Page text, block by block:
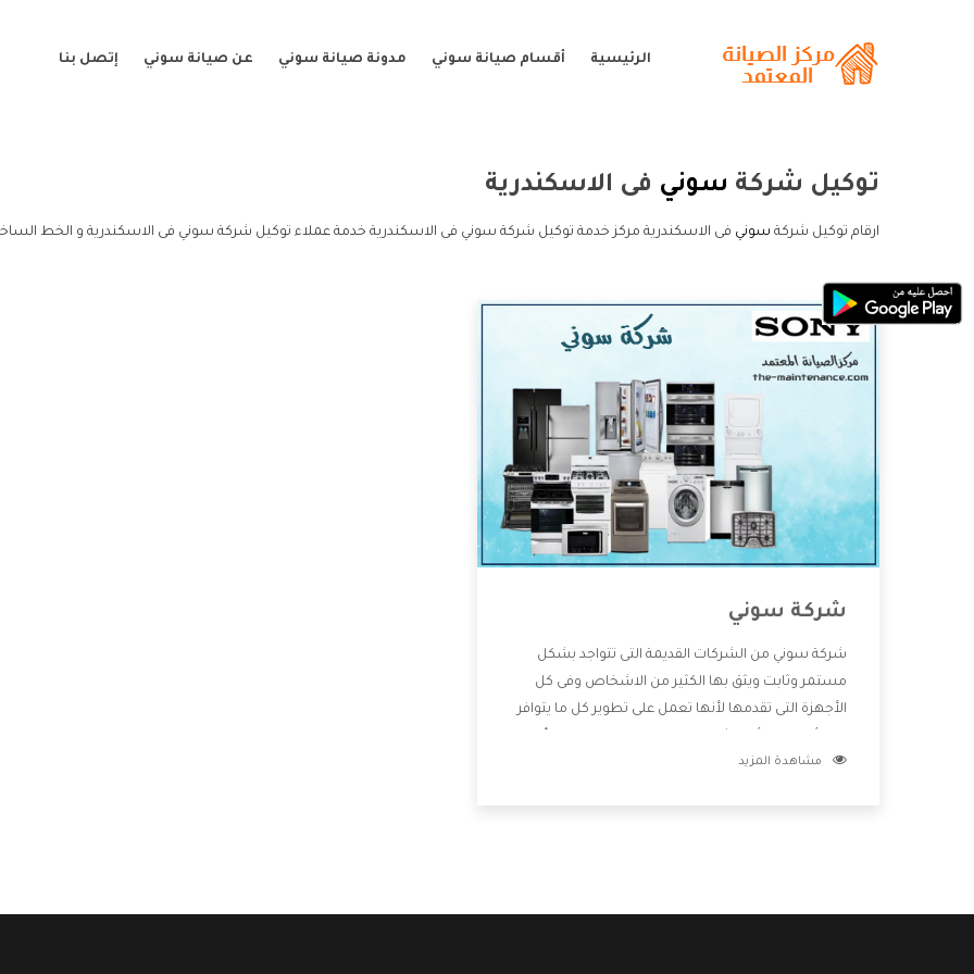
الرئيسية أقسام صيانة سوني مدونة صيانة سوني عن صيانة سوني إتصل بنا
توكيل شركة سوني فى الاسكندرية
ارقام توكيل شركة سوني فى الاسكندرية مركز خدمة توكيل شركة سوني فى الاسكندرية خدمة عملاء توكيل شركة سوني فى الاسكندرية و الخط
شركة سوني
شركة سوني من الشركات القديمة التى تتواجد بشكل
مستمر وثابت ويثق بها الكثير من الاشخاص وفى كل
الأجهزة التى تقدمها لأنها تعمل على تطوير كل ما يتوافر
خدمات ما بعد البيع مع المنتجات وتقدم للعملاء أقوى
مشاهدة المزيد